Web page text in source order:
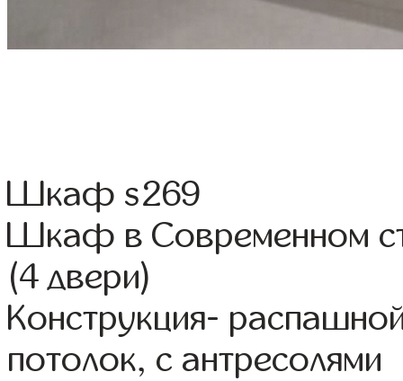
Шкаф s269
Шкаф в Современном
(4 двери)
Конструкция-
потолок, с антресолями